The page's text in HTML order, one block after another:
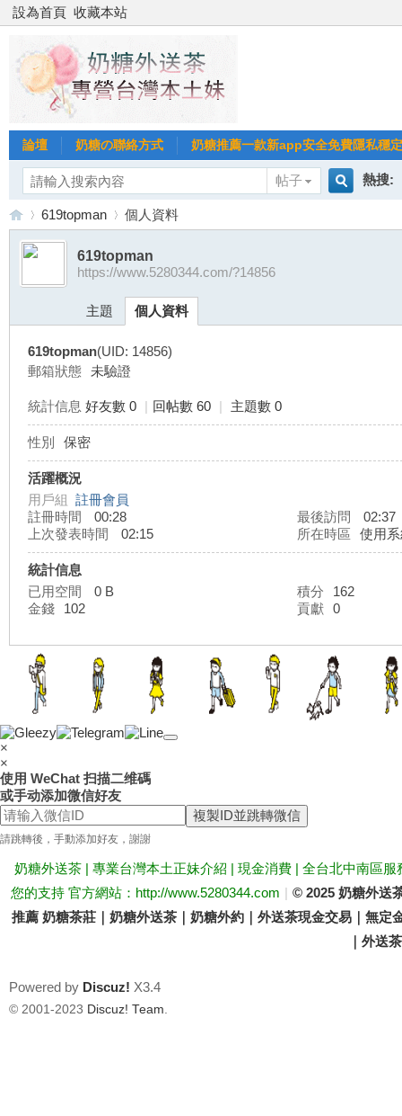
設為首頁 收藏本站
論壇 奶糖の聯絡方式 奶糖推薦一款新app安全免費隱私穩
帖子
熱搜:
台
外
送
茶
›
619topman 個人資料
619topman
https://www.5280344.com/?14856
主題 個人資料
619topman(UID: 14856)
郵箱狀態 未驗證
統計信息 好友數 0 | 回帖數 60 | 主題數 0
性別 保密
活躍概況
用戶組 註冊會員
註冊時間
00:28 最後訪問
02:37
上次發表時間
02:15 所在時區 使用
統計信息
已用空間
0 B 積分
162
金錢
102 貢獻 0
×
×
使用 WeChat 扫描二维碼
或手动添加微信好友
複製ID並跳轉微信
請跳轉後，手動添加好友，謝謝
奶糖外送茶 | 專業台灣本土正妹介紹 | 現金消費 | 全台北中南區
您的支持 官方網站：http://www.5280344.com | © 2025 奶糖外送
推薦 奶糖茶莊｜奶糖外送茶｜奶糖外約｜外送茶現金交易｜無
｜外送
Powered by Discuz! X3.4
© 2001-2023 Discuz! Team.